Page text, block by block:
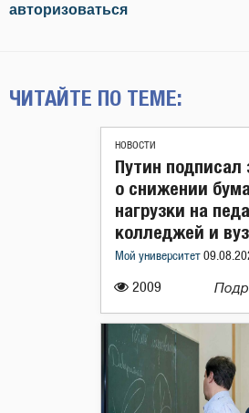
авторизоваться
ЧИТАЙТЕ ПО ТЕМЕ:
НОВОСТИ
2009
Путин подписал
о снижении
нагрузки на
колледжей и
Мой университет